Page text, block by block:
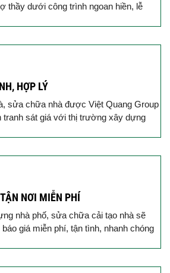
thầy dưới công trình ngoan hiền, lễ
HỢP LÝ
sửa chữa nhà được Việt Quang Group
sát giá với thị trường xây dựng
NƠI MIỄN PHÍ
nhà phố, sửa chữa cải tạo nhà sẽ
giá miễn phí, tận tình, nhanh chóng